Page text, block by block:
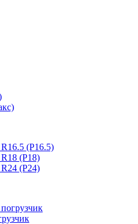
(Р16.5)
(Р18)
(Р24)